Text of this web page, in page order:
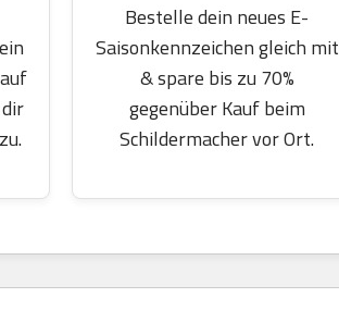
Bestelle dein neues E-
Saisonkennzeichen gleich mit
& spare bis zu 70%
gegenüber Kauf beim
Schildermacher vor Ort.